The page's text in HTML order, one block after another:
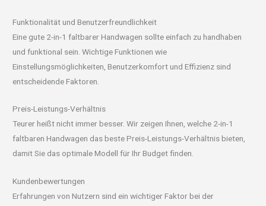
Funktionalität und Benutzerfreundlichkeit
Eine gute 2-in-1 faltbarer Handwagen sollte einfach zu handhaben
und funktional sein. Wichtige Funktionen wie
Einstellungsmöglichkeiten, Benutzerkomfort und Effizienz sind
entscheidende Faktoren.
Preis-Leistungs-Verhältnis
Teurer heißt nicht immer besser. Wir zeigen Ihnen, welche 2-in-1
faltbaren Handwagen das beste Preis-Leistungs-Verhältnis bieten,
damit Sie das optimale Modell für Ihr Budget finden.
Kundenbewertungen
Erfahrungen von Nutzern sind ein wichtiger Faktor bei der